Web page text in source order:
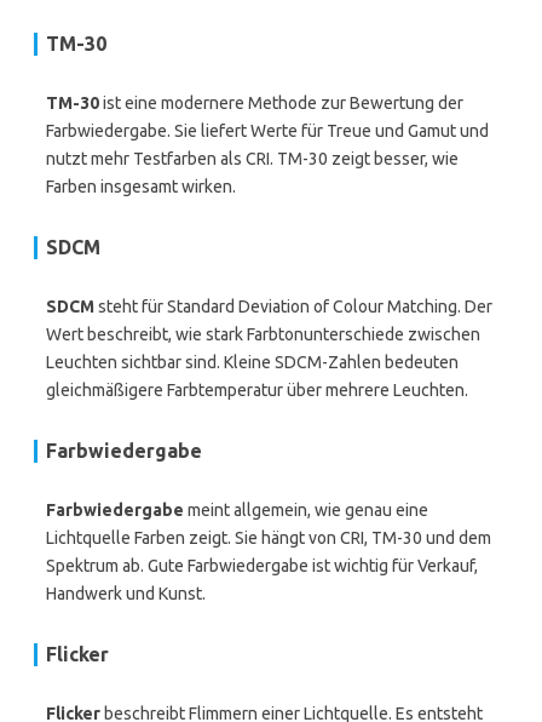
TM-30
TM-30ist eine modernere Methode zur Bewertung der
Farbwiedergabe. Sie liefert Werte für Treue und Gamut und
nutzt mehr Testfarben als CRI. TM-30 zeigt besser, wie
Farben insgesamt wirken.
SDCM
SDCMsteht für Standard Deviation of Colour Matching. Der
Wert beschreibt, wie stark Farbtonunterschiede zwischen
Leuchten sichtbar sind. Kleine SDCM-Zahlen bedeuten
gleichmäßigere Farbtemperatur über mehrere Leuchten.
Farbwiedergabe
Farbwiedergabe meint allgemein, wie genau eine
Lichtquelle Farben zeigt. Sie hängt von CRI, TM-30 und dem
Spektrum ab. Gute Farbwiedergabe ist wichtig für Verkauf,
Handwerk und Kunst.
Flicker
Flicker beschreibt Flimmern einer Lichtquelle. Es entsteht